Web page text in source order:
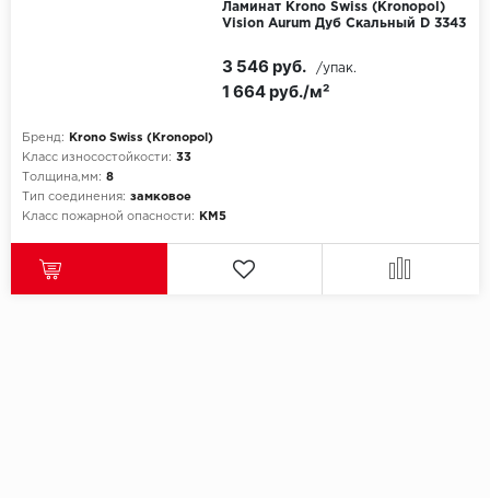
Ламинат Krono Swiss (Kronopol)
Vision Aurum Дуб Скальный D 3343
Бренд:
Krono Swiss (Kronopol)
Класс износостойкости: 33
Толщина,мм: 8
Тип соединения: замковое
Класс пожарной опасности:
КМ5
1 664 руб./м²
3 546 руб. /упак.